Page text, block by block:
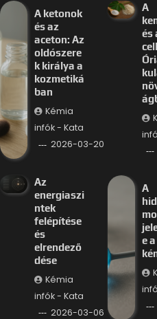
A ketonok
és az
aceton: Az
oldószere
k királya a
kozmetiká
ban
Kémia
infók - Kata
2026-03-20
A
és
Az
energiaszi
ntek
felépítése
és
elrendező
dése
Kémia
infók - Kata
2026-03-06
A
e a